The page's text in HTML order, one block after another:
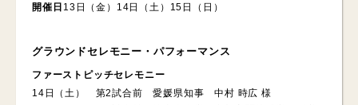
開催日 13日（金）14日（土）15日（日）
グラウンドセレモニー・パフォーマンス
ファーストピッチセレモニー
14日（土） 第2試合前 愛媛県知事 中村 時広 様